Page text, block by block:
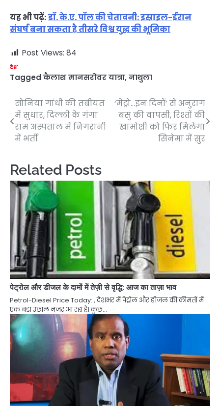
यह भी पढ़ें:डॉ. के.ए. पॉल की चेतावनी: इस्राइल-ईरान
संघर्ष बना सकता है तीसरे विश्व युद्ध की भूमिका
Post Views: 84
देश
Tagged कैलाश मानसरोवर यात्रा, नाथुला
Post
navigation
सोनिया गांधी की तबीयत
में सुधार, दिल्ली के गंगा
राम अस्पताल में निगरानी
में भर्ती
‘मेट्रो…इन दिनों’ से अनुराग
बसु की वापसी, रिश्तों की
खामोशी को फिर मिलेगा
सिनेमा में सुर
Related Posts
पेट्रोल और डीजल के दामों में तेज़ी से वृद्धि: आज का ताज़ा भाव
Petrol-Diesel Price Today: , देशभर में पेट्रोल और डीजल की कीमतों में
एक बड़ा उछाल नजर आ रहा है। कुछ…